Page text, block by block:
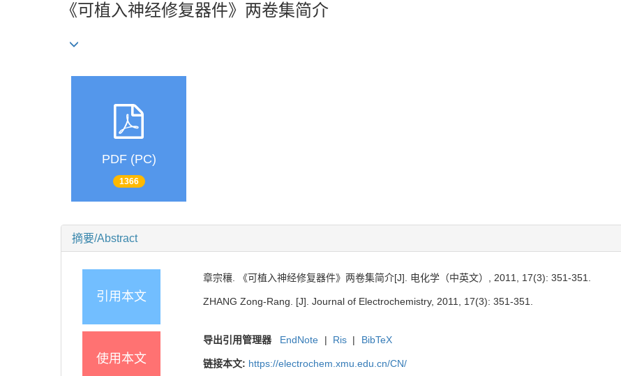
《可植入神经修复器件》两卷集简介
PDF (PC)
1366
摘要/Abstract
引用本文
章宗穰. 《可植入神经修复器件》两卷集简介[J]. 电化学（中英文）, 2011, 17(3): 351-351.
ZHANG Zong-Rang. [J]. Journal of Electrochemistry, 2011, 17(3): 351-351.
使用本文
导出引用管理器 EndNote | Ris | BibTeX
链接本文: https://electrochem.xmu.edu.cn/CN/